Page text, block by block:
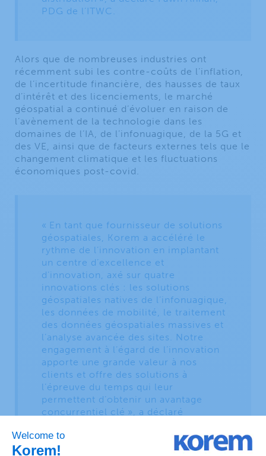
PDG de l’ITWC.
Alors que de nombreuses industries ont
récemment subi les contre-coûts de l’inflation,
de l’incertitude financière, des hausses de taux
d’intérêt et des licenciements, le marché
géospatial a continué d’évoluer en raison de
l’avènement de la technologie dans les
domaines de l’IA, de l’infonuagique, de la 5G et
des VE, ainsi que de facteurs externes tels que le
changement climatique et les fluctuations
économiques post-covid.
« En tant que fournisseur de solutions
géospatiales, Korem a accéléré le
rythme de l’innovation en implantant
un centre d’excellence et
d’innovation, axé sur quatre
innovations clés : les solutions
géospatiales natives de l’infonuagique,
les données de mobilité, le traitement
des données géospatiales massives et
l’analyse avancée des sites. Notre
engagement à l’égard de l’innovation
apporte une grande valeur à nos
clients et offre des solutions à
l’épreuve du temps qui leur
permettent d’obtenir un avantage
concurrentiel clé », a déclaré
d’affaires de Korem.